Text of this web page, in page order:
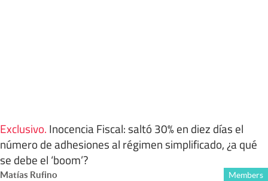
Exclusivo. Inocencia Fiscal: saltó 30% en diez días el
número de adhesiones al régimen simplificado, ¿a qué
se debe el ‘boom’?
Matías Rufino Members